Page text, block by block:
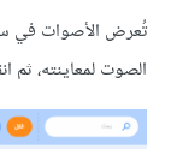
في سكراتش
ثم انقر